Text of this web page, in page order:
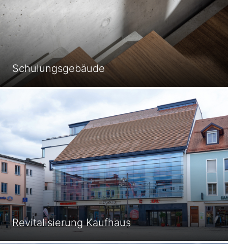
Schulungsgebäude
Revitalisierung Kaufhaus